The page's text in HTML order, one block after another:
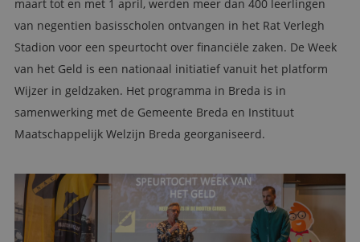
maart tot en met 1 april, werden meer dan 400 leerlingen
van negentien basisscholen ontvangen in het Rat Verlegh
Stadion voor een speurtocht over financiële zaken. De Week
van het Geld is een nationaal initiatief vanuit het platform
Wijzer in geldzaken. Het programma in Breda is in
samenwerking met de Gemeente Breda en Instituut
Maatschappelijk Welzijn Breda georganiseerd.